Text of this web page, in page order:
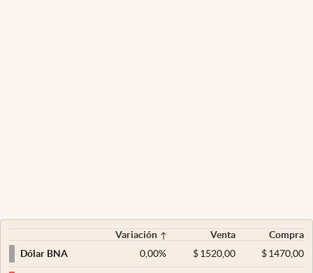
Variación Venta
Compra
Dólar BNA
0,00% $ 1520,00 $1470,00